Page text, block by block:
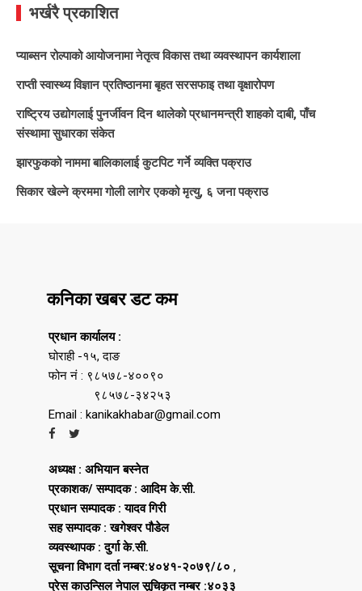
भर्खरै प्रकाशित
प्याब्सन रोल्पाको आयोजनामा नेतृत्व विकास तथा व्यवस्थापन कार्यशाला
राप्ती स्वास्थ्य विज्ञान प्रतिष्ठानमा बृहत सरसफाइ तथा वृक्षारोपण
राष्ट्रिय उद्योगलाई पुनर्जीवन दिन थालेको प्रधानमन्त्री शाहको दाबी, पाँच
संस्थामा सुधारका संकेत
झारफुकको नाममा बालिकालाई कुटपिट गर्ने व्यक्ति पक्राउ
सिकार खेल्ने क्रममा गोली लागेर एकको मृत्यु, ६ जना पक्राउ
कनिका खबर डट कम
प्रधान कार्यालय :
घोराही -१५, दाङ
फोन नं : ९८५७८-४००९०
९८५७८-३४२५३
Email : kanikakhabar@gmail.com
अध्यक्ष : अभियान बस्नेत
प्रकाशक/ सम्पादक : आदिम के.सी.
प्रधान सम्पादक : यादव गिरी
सह सम्पादक : खगेश्वर पौडेल
व्यवस्थापक : दुर्गा के.सी.
सूचना विभाग दर्ता नम्बर:४०४१-२०७९/८० ,
प्रेस काउन्सिल नेपाल सूचिकृत नम्बर :४०३३